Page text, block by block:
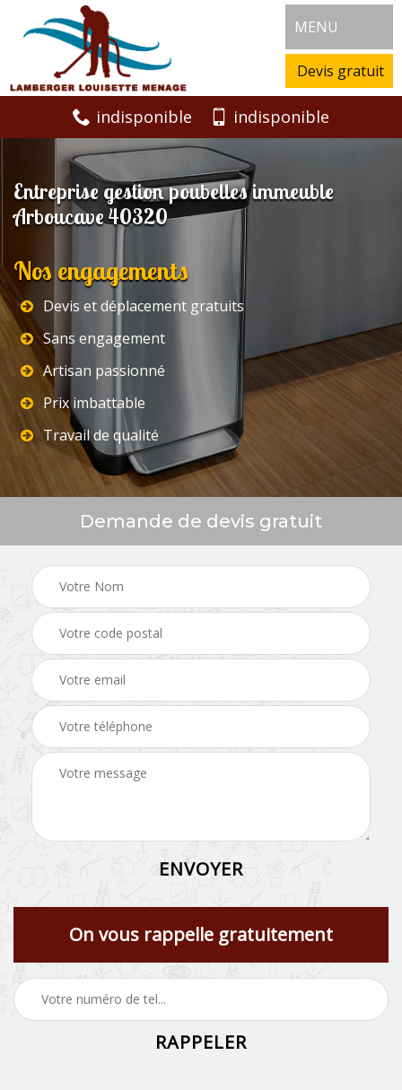
MENU
Devis gratuit
indisponible indisponible
Entreprise gestion poubelles immeuble
Arboucave 40320
Nos engagements
Devis et déplacement gratuits
Sans engagement
Artisan passionné
Prix imbattable
Travail de qualité
Demande de devis gratuit
On vous rappelle gratuitement